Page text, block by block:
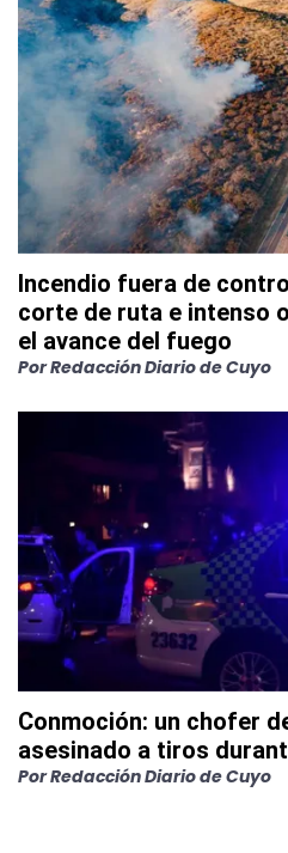
Incendio fuera de
corte de ruta e intenso
el avance del fuego
PorRedacción Diario de Cuyo
Conmoción: un chofer
asesinado a tiros
PorRedacción Diario de Cuyo